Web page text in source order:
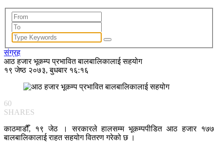
संग्रह
आठ हजार भूकम्प प्रभावित बालबालिकालाई सहयोग
१९ जेष्ठ २०७३, बुधबार १६:१६
60
SHARES
काठमाडौँ, १९ जेठ । सरकारले हालसम्म भूकम्पपीडित आठ हजार १७७
बालबालिकालाई राहत सहयोग वितरण गरेको छ ।